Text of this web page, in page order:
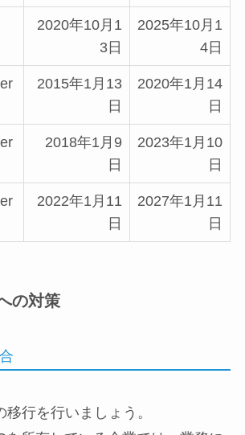
2020年10月1
3日
2025年10月1
4日
2015年1月13
日
2020年1月14
日
2018年1月9
日
2023年1月10
日
2022年1月11
日
2027年1月11
日
の対策
行を行いましょう。